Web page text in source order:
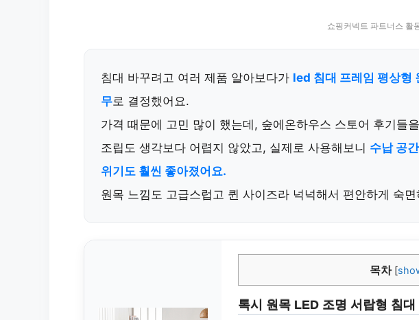
쇼핑커넥트 파트너스 활
침대 바꾸려고 여러 제품 알아보다가 led 침대 프레임 평상형
무로 결정했어요.
가격 때문에 고민 많이 했는데, 숲에온하우스 스토어 후기들
조립도 생각보다 어렵지 않았고, 실제로 사용해보니 수납 공
위기도 훨씬 좋아졌어요.
원목 느낌도 고급스럽고 퀸 사이즈라 넉넉해서 편안하게 숙
목차 [
톡시 원목 LED 조명 서랍형 침